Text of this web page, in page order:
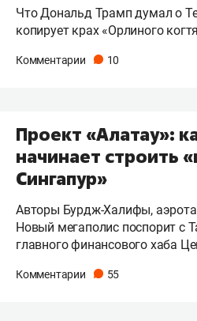
Что Дональд Трамп думал о
копирует крах «Орлиного
Комментарии 10
Проект «Алатау»:
начинает строить
Сингапур»
Авторы Бурдж-Халифы,
Новый мегаполис поспорит с
главного финансового хаба
Комментарии 55